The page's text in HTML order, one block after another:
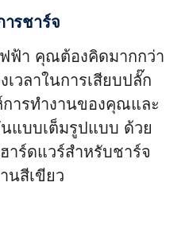
ารชาร์จ
ฟ้า คุณต้องคิดมากกว่า
วลาในการเสียบปลั๊ก
การทำงานของคุณและ
แบบเต็มรูปแบบ ด้วย
าร์ดแวร์สำหรับชาร์จ
นสีเขียว